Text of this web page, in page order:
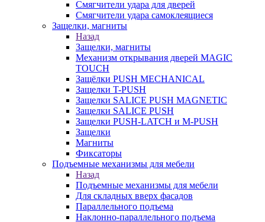
Смягчители удара для дверей
Cмягчители удара самоклеящиеся
Защелки, магниты
Назад
Защелки, магниты
Механизм открывания дверей MAGIC
TOUCH
Защёлки PUSH MECHANICAL
Защелки T-PUSH
Защелки SALICE PUSH MAGNETIC
Защелки SALICE PUSH
Защелки PUSH-LATCH и M-PUSH
Защелки
Магниты
Фиксаторы
Подъемные механизмы для мебели
Назад
Подъемные механизмы для мебели
Для складных вверх фасадов
Параллельного подъема
Наклонно-параллельного подъема